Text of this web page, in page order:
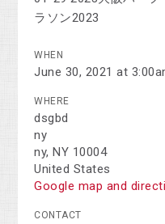
ラソン2023
WHEN
June 30, 2021 at
WHERE
dsgbd
ny
ny, NY 10004
United States
Google map and
CONTACT